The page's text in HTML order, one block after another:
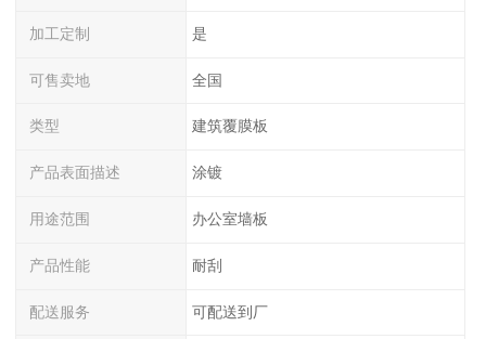
加工定制 是
可售卖地 全国
类型 建筑覆膜板
产品表面描述 涂镀
用途范围 办公室墙板
产品性能 耐刮
配送服务 可配送到厂